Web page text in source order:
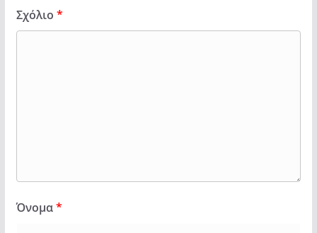
Σχόλιο *
Όνομα*